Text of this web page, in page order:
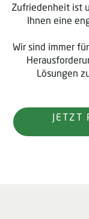
Zufriedenheit ist
Ihnen eine
Wir sind immer
Lösungen
JETZT